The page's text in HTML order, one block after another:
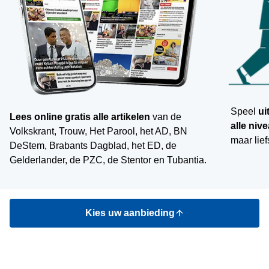
Lees online gratis alle artikelen van de
Volkskrant, Trouw, Het Parool, het AD, BN
DeStem, Brabants Dagblad, het ED, de
Gelderlander, de PZC, de Stentor en Tubantia.
Speel
alle
maar
Kies uw aanbieding